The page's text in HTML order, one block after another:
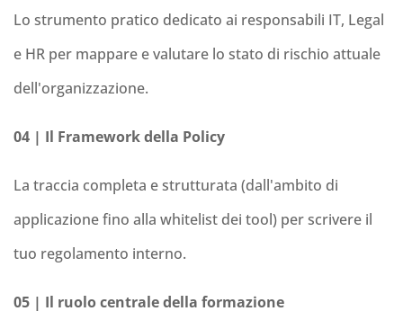
Lo strumento pratico dedicato ai responsabili IT, Legal
e HR per mappare e valutare lo stato di rischio attuale
dell'organizzazione.
04 | Il Framework della Policy
La traccia completa e strutturata (dall'ambito di
applicazione fino alla whitelist dei tool) per scrivere il
tuo regolamento interno.
05 | Il ruolo centrale della formazione